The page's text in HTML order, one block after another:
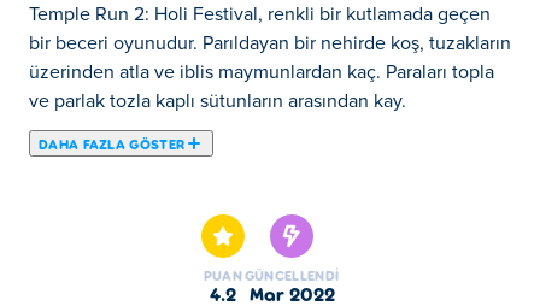
Temple Run 2: Holi Festival, renkli bir kutlamada geçen
bir beceri oyunudur. Parıldayan bir nehirde koş, tuzakların
üzerinden atla ve iblis maymunlardan kaç. Paraları topla
ve parlak tozla kaplı sütunların arasından kay.
DAHA FAZLA GÖSTER
tasarlanan renkli tapınaklarda Holi Festivalini kutlayın!
Altın idolü alın ve yol boyunca bulunan tüm engel ve
tuzaklardan kaçınarak kaçın. Holi Festival haritası,
PUAN
4.2
GÜNCELLENDI
Mar 2022